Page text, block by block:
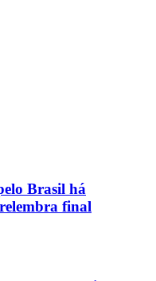
Brasil há
final